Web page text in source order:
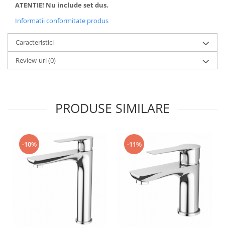
ATENTIE! Nu include set dus.
Informatii conformitate produs
Caracteristici
Review-uri(0)
PRODUSE SIMILARE
-10% -11%